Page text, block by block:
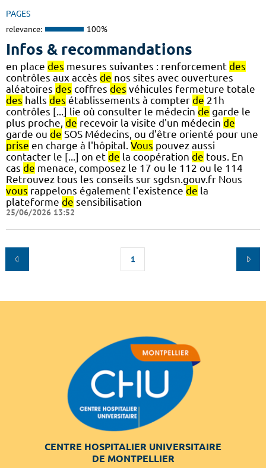
PAGES
relevance: 100%
Infos & recommandations
en place des mesures suivantes : renforcement des
contrôles aux accès de nos sites avec ouvertures
aléatoires des coffres des véhicules fermeture totale
des halls des établissements à compter de 21h
contrôles [...] lie où consulter le médecin de garde le
plus proche, de recevoir la visite d'un médecin de
garde ou de SOS Médecins, ou d'être orienté pour une
prise en charge à l'hôpital. Vous pouvez aussi
contacter le [...] on et de la coopération de tous. En
cas de menace, composez le 17 ou le 112 ou le 114
Retrouvez tous les conseils sur sgdsn.gouv.fr Nous
vous rappelons également l'existence de la
plateforme de sensibilisation
25/06/2026 13:52
1
CENTRE HOSPITALIER UNIVERSITAIRE
DE MONTPELLIER